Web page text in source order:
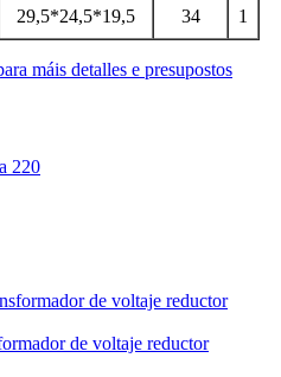
29,5*24,5*19,5 34 1
máis detalles e presupostos
220
de voltaje reductor